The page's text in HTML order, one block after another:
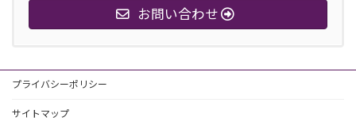
お問い合わせ
プライバシーポリシー
サイトマップ